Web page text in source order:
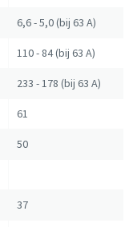
6,6 - 5,0 (bij 63 A)
110 - 84 (bij 63 A)
233 - 178 (bij 63 A)
61
50
37